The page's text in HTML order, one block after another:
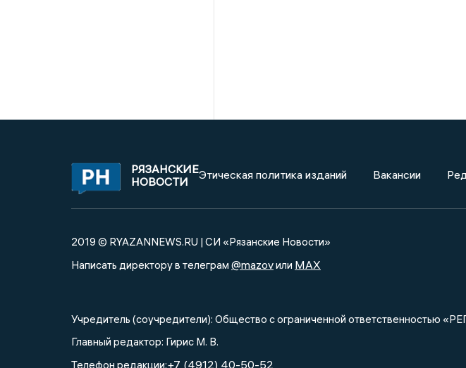
РЯЗАНСКИЕ
НОВОСТИ
Этическая политика изданий Вакансии
2019 © RYAZANNEWS.RU | СИ «Рязанские Новости»
Написать директору в телеграм @mazovили MAX
Учредитель (соучредители): Общество с ограниченной
Главный редактор: Гирис М. В.
Телефон редакции:+7 (4912) 40-50-52